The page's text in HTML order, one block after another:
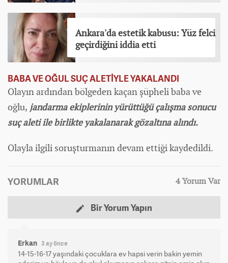
Ankara'da estetik kabusu: Yüz felci
geçirdiğini iddia etti
BABA VE OĞUL SUÇ ALETİYLE YAKALANDI
Olayın ardından bölgeden kaçan şüpheli baba ve
oğlu, jandarma ekiplerinin yürüttüğü çalışma sonucu
suç aleti ile birlikte yakalanarak gözaltına alındı.
Olayla ilgili soruşturmanın devam ettiği kaydedildi.
YORUMLAR 4 Yorum Var
Bir Yorum Yapın
Erkan 3 ay önce
14-15-16-17 yaşındaki çocuklara ev hapsi verin bakin yemin